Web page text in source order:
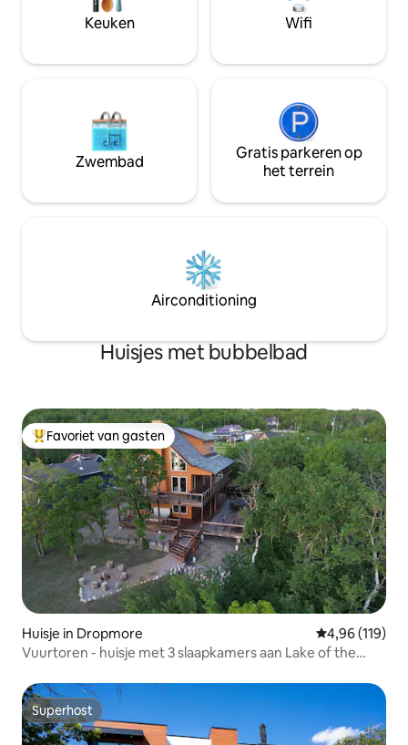
is de bunk room met 4 queensize
bedden. ICE FISH end Jan
de speeltuin.
Keuken Wifi
Zwembad
Gratis parkeren op
het terrein
Airconditioning
Huisjes met bubbelbad
Topfavoriet van gasten
Favoriet van gasten
Huisje in Dropmore Gemiddelde
4,96 (119)
Vuurtoren - huisje met 3 slaapkamers aan Lake of the
Superhost
Superhost